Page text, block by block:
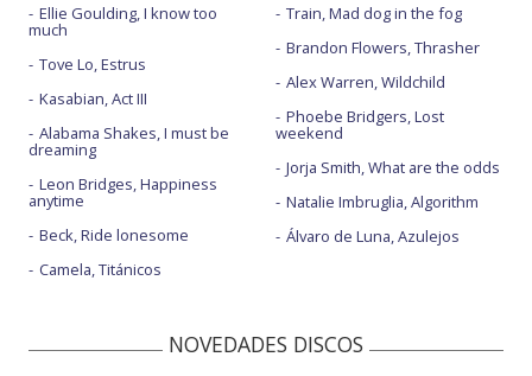
Ellie Goulding, I know too
much
Tove Lo, Estrus
Kasabian, Act III
Alabama Shakes, I must be
dreaming
Leon Bridges, Happiness
anytime
Beck, Ride lonesome
Camela, Titánicos
Train, Mad dog in the fog
Brandon Flowers, Thrasher
Alex Warren, Wildchild
Phoebe Bridgers, Lost
weekend
Jorja Smith, What are the odds
Natalie Imbruglia, Algorithm
Álvaro de Luna, Azulejos
NOVEDADES DISCOS